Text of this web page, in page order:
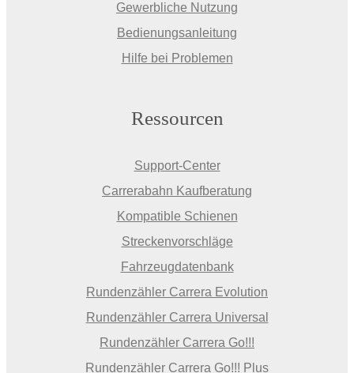
Gewerbliche Nutzung
Bedienungsanleitung
Hilfe bei Problemen
Ressourcen
Support-Center
Carrerabahn Kaufberatung
Kompatible Schienen
Streckenvorschläge
Fahrzeugdatenbank
Rundenzähler Carrera Evolution
Rundenzähler Carrera Universal
Rundenzähler Carrera Go!!!
Rundenzähler Carrera Go!!! Plus